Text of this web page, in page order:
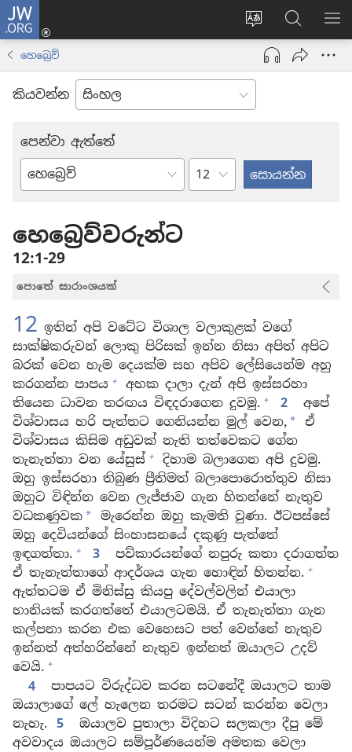
JW.ORG
Change
site
language
ලොගින්
(opens
window)
JW.ORG
වෙබ්
අඩවියෙන්
හෙබ්‍රෙව්
කියවන්න
පෙන්වා ඇත්තේ
බයිබලයේ
පරිච්ඡේදය
හෙබ්‍රෙව්වරුන්ට
12:1-29
පොතේ සාරාංශයක්
12 ඉතින් අපි වටේට විශාල වලාකුළක් වගේ
සාක්ෂිකරුවන් ලොකු පිරිසක් ඉන්න නිසා අපිත් අපිට
බරක් වෙන හැම දෙයක්ම සහ අපිව ලේසියෙන්ම අහු
කරගන්න පාපය +
අහක දාලා දැන් අපි ඉස්සරහා
තියෙන ධාවන තරඟය විඳදරාගෙන දුවමු. + 2
අපේ
විශ්වාසය හරි පැත්තට ගෙනියන්න මුල් වෙන, * ඒ
විශ්වාසය කිසිම අඩුවක් නැති තත්වෙකට ගේන
තැනැත්තා වන යේසුස් +
දිහාම බලාගෙන අපි දුවමු.
ඔහු ඉස්සරහා තිබුණ ප්‍රීතිමත් බලාපොරොත්තුව නිසා
ඔහුට විඳින්න වෙන ලැජ්ජාව ගැන හිතන්නේ නැතුව
වධකණුවක * මැරෙන්න ඔහු කැමති වුණා. ඊටපස්සේ
ඔහු දෙවියන්ගේ සිංහාසනයේ දකුණු පැත්තේ
ඉඳගත්තා. + 3
පව්කාරයන්ගේ නපුරු කතා දරාගත්ත
ඒ තැනැත්තාගේ ආදර්ශය ගැන හොඳින් හිතන්න. +
ඇත්තටම ඒ මිනිස්සු කියපු දේවල්වලින් එයාලා
හානියක් කරගත්තේ එයාලටමයි. ඒ තැනැත්තා ගැන
කල්පනා කරන එක වෙහෙසට පත් වෙන්නේ නැතුව
ඉන්නත් අත්හරින්නේ නැතුව ඉන්නත් ඔයාලට උදව්
වෙයි. +
4
පාපයට විරුද්ධව කරන සටනේදී ඔයාලට තාම
ඔයාලාගේ ලේ හැලෙන තරමට සටන් කරන්න වෙලා
නැහැ.
5
ඔයාලව පුතාලා විදිහට සලකලා දීපු මේ
අවවාදය ඔයාලට සම්පූර්ණයෙන්ම අමතක වෙලා